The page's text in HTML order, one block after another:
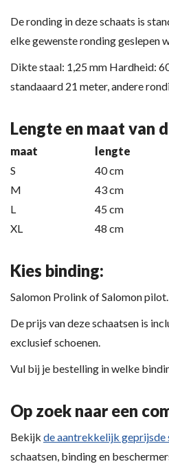
De ronding in deze schaats is
elke gewenste ronding geslepen
Dikte staal: 1,25 mm Hardheid:
standaaard 21 meter, andere
Lengte en maat van
maat lengte
S
40 cm
M
43 cm
L
45 cm
XL
48 cm
Kies binding:
Salomon Prolink of Salomon pilot.
De prijs van deze schaatsen is
exclusief schoenen.
Vul bij je bestelling in welke
Op zoek naar een
Bekijk de aantrekkelijk geprijsde
schaatsen, binding en